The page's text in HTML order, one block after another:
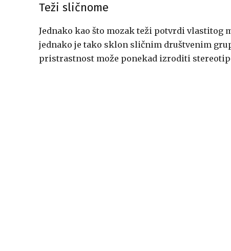
Teži sličnome
Jednako kao što mozak teži potvrdi vlastitog
jednako je tako sklon sličnim društvenim
pristrastnost može ponekad izroditi